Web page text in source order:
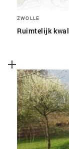
ZWOLLE
Ruimtelijk